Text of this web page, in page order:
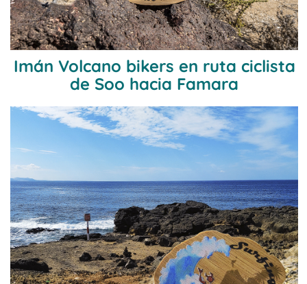
Imán Volcano bikers en ruta ciclista
de Soo hacia Famara